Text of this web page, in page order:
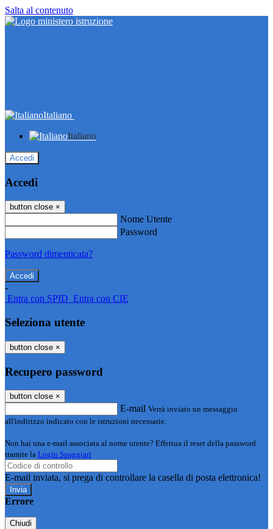
Salta al contenuto
Italiano
Italiano
Accedi
Accedi
button close ×
Nome Utente
Password
Password dimenticata?
-
Entra con SPID Entra con CIE
Seleziona utente
button close ×
Recupero password
button close ×
E-mail Verrà inviato un messaggio
all'indirizzo indicato con le istruzioni necessarie.
Non hai una e-mail associata al nome utente? Effettua il reset della password
tramite la Login Spaggiari
E-mail inviata, si prega di controllare la casella di posta elettronica!
Errore
Chiudi